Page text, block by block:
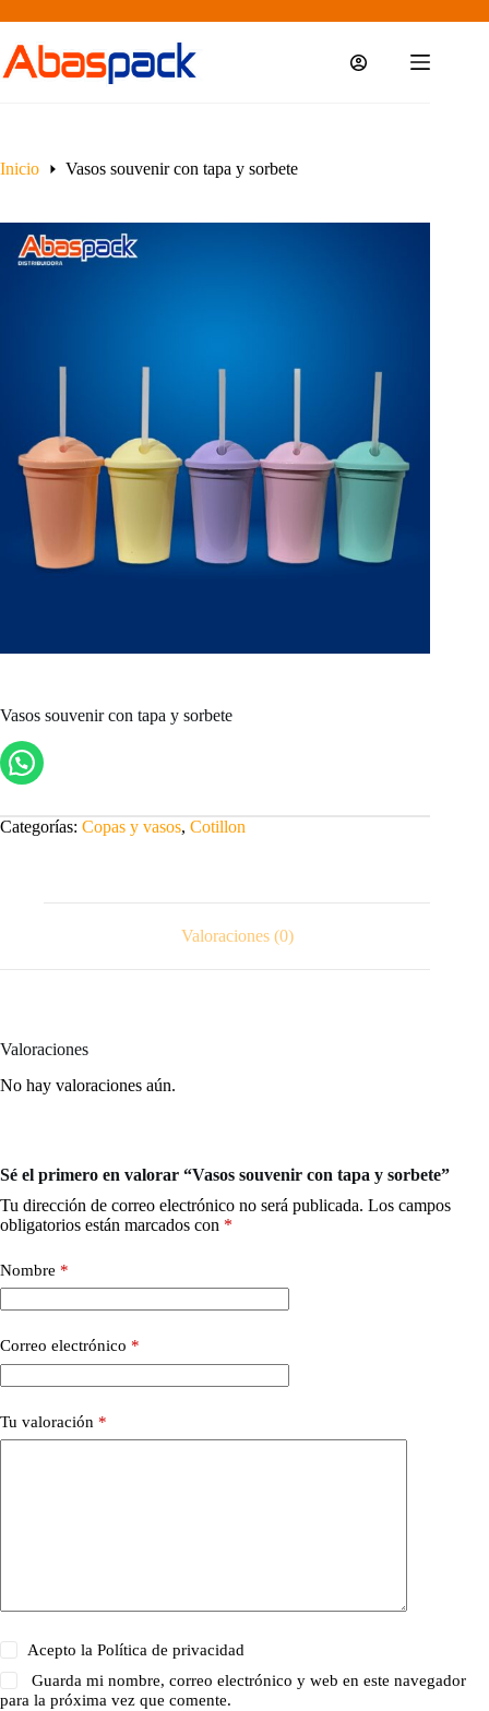
al
contenido
Inicio Vasos souvenir con tapa y sorbete
Vasos souvenir con tapa y sorbete
Categorías: Copas y vasos, Cotillon
Valoraciones (0)
Valoraciones
No hay valoraciones aún.
Sé el primero en valorar “Vasos souvenir con tapa y sorbete”
Tu dirección de correo electrónico no será publicada. Los campos
obligatorios están marcados con *
Nombre *
Correo electrónico *
Tu valoración *
Acepto laPolítica de privacidad
Guarda mi nombre, correo electrónico y web en este navegador
para la próxima vez que comente.